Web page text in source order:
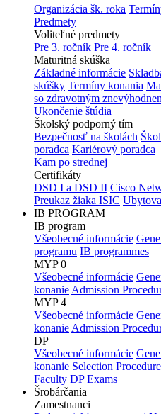
Organizácia šk. roka
Predmety
Voliteľné predmety
Pre 3. ročník Pre 4. ročník
Maturitná skúška
Základné informácie
skúšky Termíny konania
so zdravotným
Ukončenie štúdia
Školský podporný tím
Bezpečnosť na školách
poradca Kariérový poradca
Kam po strednej
Certifikáty
DSD I a DSD II Cisco
Preukaz žiaka ISIC
IB PROGRAM
IB program
Všeobecné informácie
programu IB programmes
MYP 0
Všeobecné informácie
konanie Admission
MYP 4
Všeobecné informácie
konanie Admission
DP
Všeobecné informácie
konanie Selection Procedure
Faculty DP Exams
Šrobárčania
Zamestnanci